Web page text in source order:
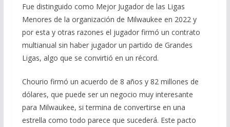
Fue distinguido como Mejor Jugador de las Ligas
Menores de la organización de Milwaukee en 2022 y
por esta y otras razones el jugador firmó un contrato
multianual sin haber jugador un partido de Grandes
Ligas, algo que se convirtió en un récord.
Chourio firmó un acuerdo de 8 años y 82 millones de
dólares, que puede ser un negocio muy interesante
para Milwaukee, si termina de convertirse en una
estrella como todo parece que sucederá. Este pacto